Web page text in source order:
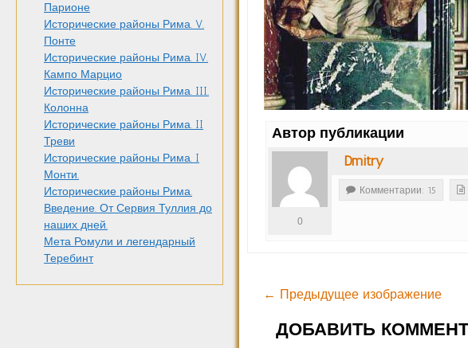
Парионе
Исторические районы Рима. V.
Понте
Исторические районы Рима. IV.
Кампо Марцио
Исторические районы Рима. III.
Колонна
Исторические районы Рима. II
Треви
Исторические районы Рима. I
Монти.
Исторические районы Рима.
Введение. От Сервия Туллия до
наших дней.
Мета Ромули и легендарный
Теребинт
Автор публикации
Dmitry
0
Комментарии: 15
← Предыдущее изображение
ДОБАВИТЬ